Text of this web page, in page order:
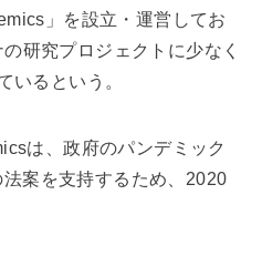
」を設立・運営してお
研究プロジェクトに少なく
いるという。
は、政府のパンデミック
案を支持するため、2020